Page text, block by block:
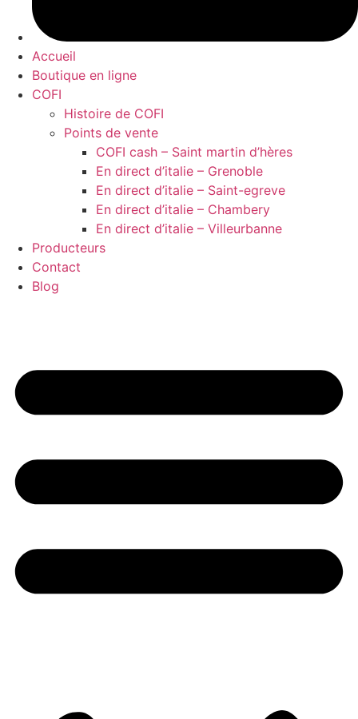
Accueil
Boutique en ligne
COFI
Histoire de COFI
Points de vente
COFI cash – Saint martin d’hères
En direct d’italie – Grenoble
En direct d’italie – Saint-egreve
En direct d’italie – Chambery
En direct d’italie – Villeurbanne
Producteurs
Contact
Blog